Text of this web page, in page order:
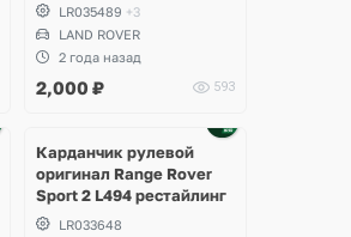
LR035489 +3
LAND ROVER
2 года назад
2,000 ₽ 593
Карданчик рулевой
оригинал Range Rover
Sport 2 L494 рестайлинг
LR033648